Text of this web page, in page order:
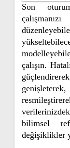
Son
çalışın.
bilimsel
değişiklikler